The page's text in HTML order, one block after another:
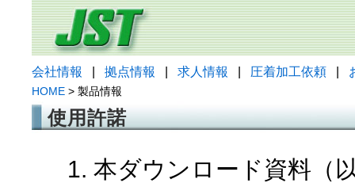
会社情報 拠点情報 求人情報 圧着加工依頼
HOME > 製品情報
使用許諾
1. 本ダウンロード資料（